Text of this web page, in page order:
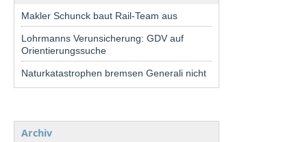
Makler Schunck baut Rail-Team aus
Lohrmanns Verunsicherung: GDV auf
Orientierungssuche
Naturkatastrophen bremsen Generali nicht
Archiv